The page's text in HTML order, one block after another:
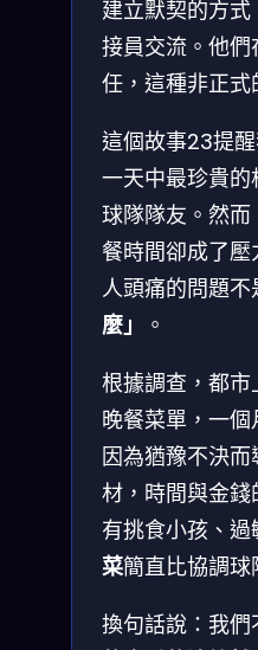
建立默契的方
接員交流。他
任，這種非正
這個故事23提醒
一天中最珍貴
球隊隊友。然
餐時間卻成了
人頭痛的問題
麼」
。
根據調查，都
晚餐菜單，一
因為猶豫不決
材，時間與金
有挑食小孩、
菜簡直比協調球
換句話說：我